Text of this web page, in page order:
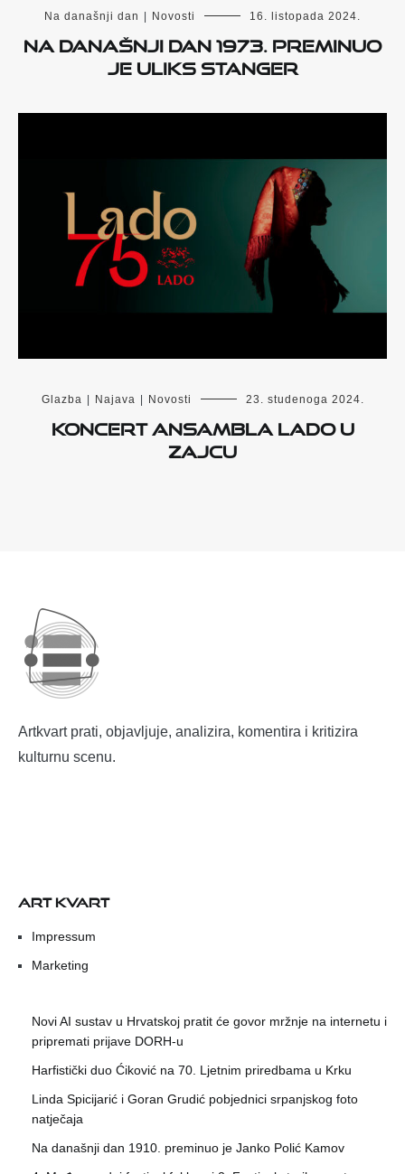
Na današnji dan Novosti 16. listopada 2024.
Na današnji dan 1973. preminuo
je Uliks Stanger
Glazba Najava Novosti 23. studenoga 2024.
Koncert Ansambla LADO u
Zajcu
Artkvart prati, objavljuje, analizira, komentira i kritizira
kulturnu scenu.
ART KVART
Impressum
Marketing
Novi AI sustav u Hrvatskoj pratit će govor mržnje na internetu i
pripremati prijave DORH-u
Harfistički duo Ćiković na 70. Ljetnim priredbama u Krku
Linda Spicijarić i Goran Grudić pobjednici srpanjskog foto
natječaja
Na današnji dan 1910. preminuo je Janko Polić Kamov